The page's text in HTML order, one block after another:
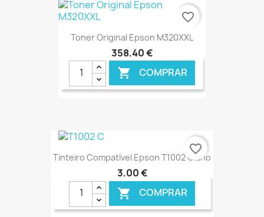
€ ONLINE
Toner Original Epson M320XXL
358,40 €
 COMPRAR
favorite_border
Tinteiro Compatível Epson T1002 Ciano
3,00 €
 COMPRAR
favorite_border